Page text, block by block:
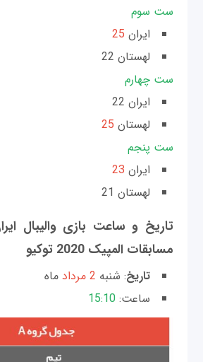
ست سوم
ایران 25
لهستان 22
ست چهارم
ایران 22
لهستان 25
ست پنجم
ایران 23
لهستان 21
تاریخ و ساعت بازی والیبال
مسابقات المپیک‌ 2020 توکیو
تاریخ: شنبه 2 مرداد
ماه
ساعت: 15:10